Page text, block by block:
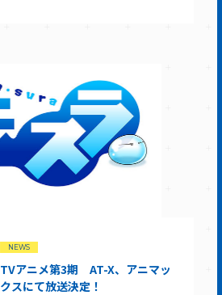
NEWS
TVアニメ第3期 AT-X、アニマッ
クスにて放送決定！